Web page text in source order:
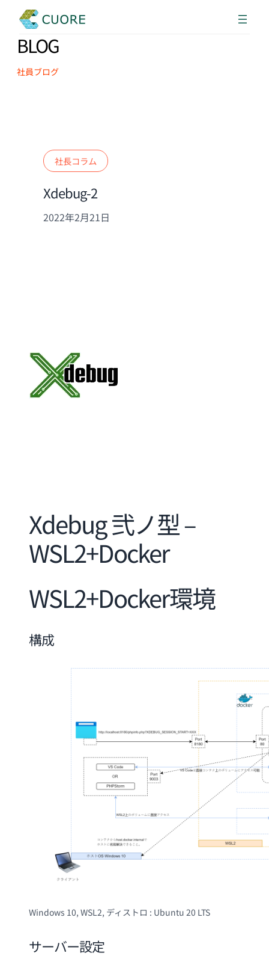
BLOG
社員ブログ
社長コラム
Xdebug-2
2022年2月21日
Xdebug 弐ノ型 –
WSL2+Docker
WSL2+Docker環境
構成
Windows 10, WSL2, ディストロ : Ubuntu 20 LTS
サーバー設定